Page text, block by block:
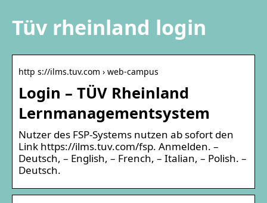
Tüv rheinland login
http s://ilms.tuv.com › web-campus
Login – TÜV Rheinland
Lernmanagementsystem
Nutzer des FSP-Systems nutzen ab sofort den
Link https://ilms.tuv.com/fsp. Anmelden. –
Deutsch, – English, – French, – Italian, – Polish. –
Deutsch.